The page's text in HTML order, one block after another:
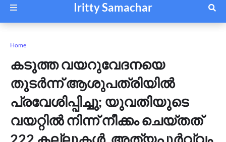
Iritty Samachar
Home
കടുത്ത വയറുവേദനയെ
തുടര്‍ന്ന് ആശുപത്രിയില്‍
പ്രവേശിപ്പിച്ചു; യുവതിയുടെ
വയറ്റിൽ നിന്ന് നീക്കം ചെയ്തത്